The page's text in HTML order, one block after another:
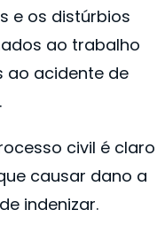
e os distúrbios
ao trabalho
ao acidente de
civil é claro
causar dano a
indenizar.